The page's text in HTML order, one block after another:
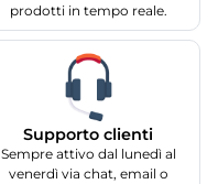
prodotti in tempo reale.
Supporto clienti
Sempre attivo dal lunedì al
venerdì via chat, email o